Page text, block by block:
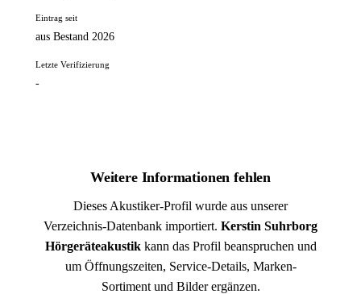
Eintrag seit
aus Bestand 2026
Letzte Verifizierung
-
Weitere Informationen fehlen
Dieses Akustiker-Profil wurde aus unserer
Verzeichnis-Datenbank importiert. Kerstin Suhrborg
Hörgeräteakustikkann das Profil beanspruchen und
um Öffnungszeiten, Service-Details, Marken-
Sortiment und Bilder ergänzen.